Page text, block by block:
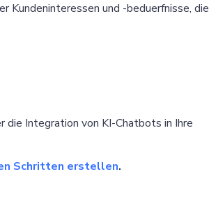
und -beduerfnisse, die
die Integration von KI-Chatbots in Ihre
Schritten erstellen.